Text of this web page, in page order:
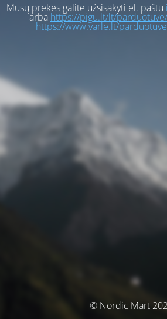
Mūsų prekes galite užsisakyti el. paštu
arba https://pigu.lt/lt/
https://www.varle.lt/
© Nordic Mart